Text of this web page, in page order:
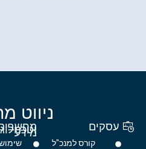
ניווט
עסקים
קורס למנכ"ל
מידע